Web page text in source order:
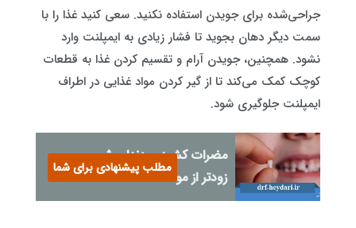
جراحی‌شده برای جویدن استفاده نکنید. سعی کنید غذا را با
سمت دیگر دهان بجوید تا فشار زیادی به ایمپلنت وارد
نشود. همچنین، جویدن آرام و تقسیم کردن غذا به قطعات
کوچک کمک می‌کند تا از گیر کردن مواد غذایی در اطراف
ایمپلنت جلوگیری شود.
مضرات کشیدن دندان شیری
زودتر از موعدمطلب پیشنهادی برای شما